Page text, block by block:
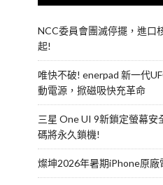
NCC委員會團滅停擺，進口
起!
唯快不破! enerpad 新一代
動電源，掀磁吸快充革命
三星 One UI 9新鎖定螢幕安
碼將永久鎖機!
燦坤2026年暑期iPhone原廠